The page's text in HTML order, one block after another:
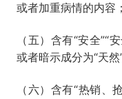
或者加重病情的内容；
（五）含有“安全”“
或者暗示成分为“天
（六）含有“热销、